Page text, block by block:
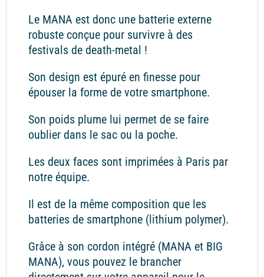
Le MANA est donc une batterie externe
robuste conçue pour survivre à des
festivals de death-metal !
Son design est épuré en finesse pour
épouser la forme de votre smartphone.
Son poids plume lui permet de se faire
oublier dans le sac ou la poche.
Les deux faces sont imprimées à Paris par
notre équipe.
Il est de la même composition que les
batteries de smartphone (lithium polymer).
Grâce à son cordon intégré (MANA et BIG
MANA), vous pouvez le brancher